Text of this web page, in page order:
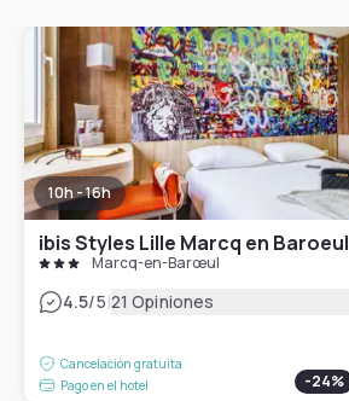
10h - 16h
ibis Styles Lille Marcq en Baroeul
Marcq-en-Barœul
4.5/5|21 Opiniones
Cancelación gratuita
Pago en el hotel
-24%